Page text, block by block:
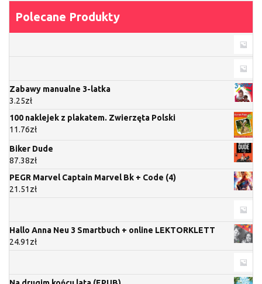
Polecane Produkty
Zabawy manualne 3-latka
3.25zł
100 naklejek z plakatem. Zwierzęta Polski
11.76zł
Biker Dude
87.38zł
PEGR Marvel Captain Marvel Bk + Code (4)
21.51 zł
Hallo Anna Neu 3 Smartbuch + online LEKTORKLETT
24.91 zł